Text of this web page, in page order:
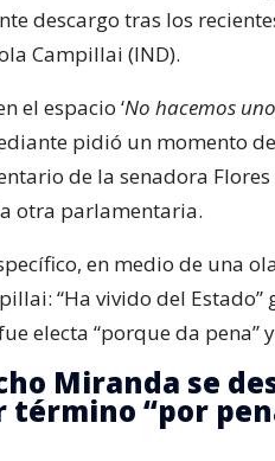
descargo tras los
Campillai (IND).
el espacio ‘No hacemos uno
pidió un momento
de la senadora
otra parlamentaria.
en medio de una
“Ha vivido del
electa “porque da pena”
Miranda se
término “por